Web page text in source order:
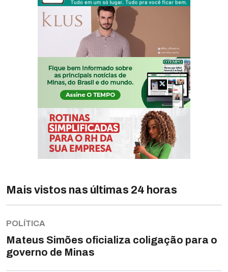
Mais vistos nas últimas 24 horas
POLÍTICA
Mateus Simões oficializa coligação para o
governo de Minas